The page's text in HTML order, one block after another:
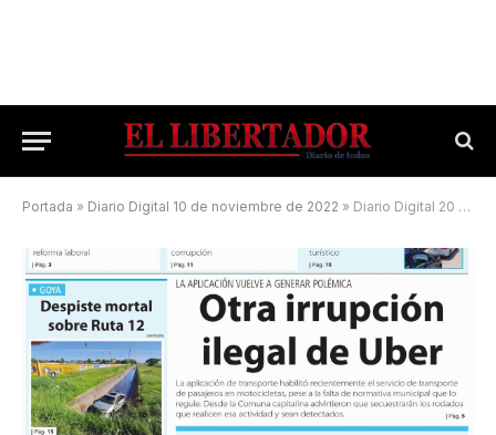
Portada » Diario Digital 10 de noviembre de 2022 » Diario Digital 20 de enero de 2026